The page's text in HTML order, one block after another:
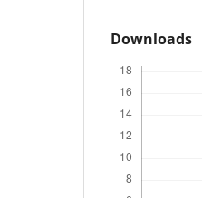
Downloads